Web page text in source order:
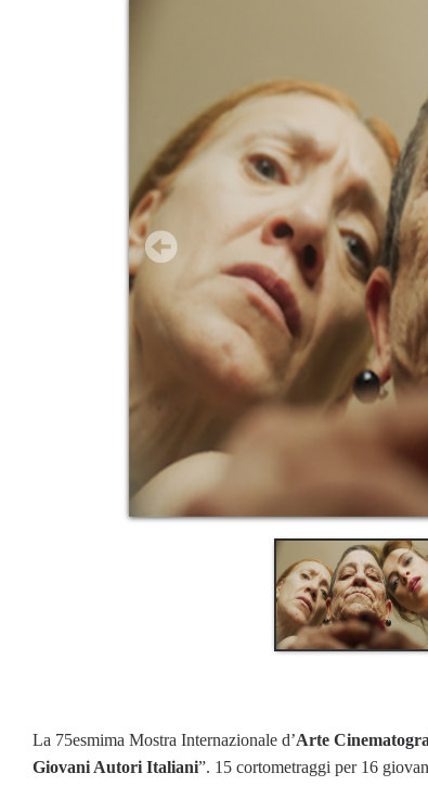
La 75esmima Mostra Internazionale d’Arte
Giovani Autori Italiani”. 15 cortometraggi per 16